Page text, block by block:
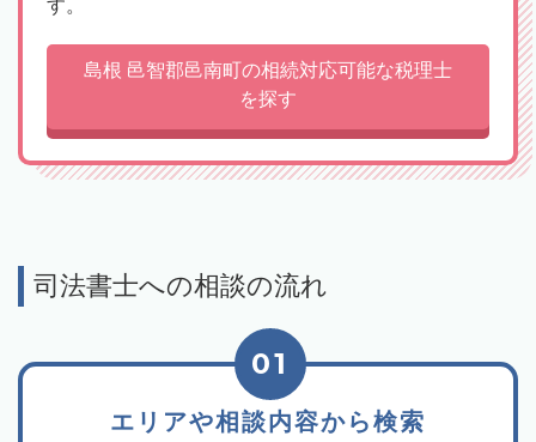
す。
島根 邑智郡邑南町の相続対応可能な税理士
を探す
司法書士への相談の流れ
エリアや相談内容から検索
01